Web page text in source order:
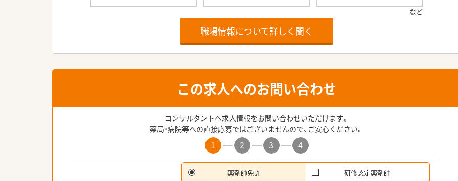
職場情報について詳しく聞く
この求人へのお問い合わせ
コンサルタントへ求人情報をお問い合わせいただけます。
薬局・病院等への直接応募ではございませんので、ご安心ください。
1 2 3 4
薬剤師免許 研修認定薬剤師